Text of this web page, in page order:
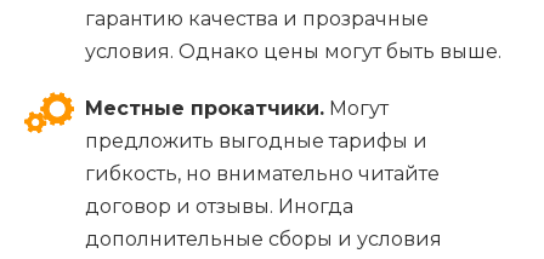
гарантию качества и прозрачные
условия. Однако цены могут быть выше.
Местные прокатчики. Могут
предложить выгодные тарифы и
гибкость, но внимательно читайте
договор и отзывы. Иногда
дополнительные сборы и условия